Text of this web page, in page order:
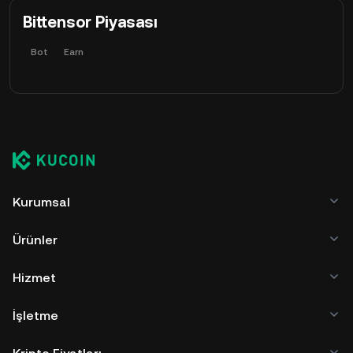
Bittensor Piyasası
Bot Earn
Kurumsal
Ürünler
Hizmet
İşletme